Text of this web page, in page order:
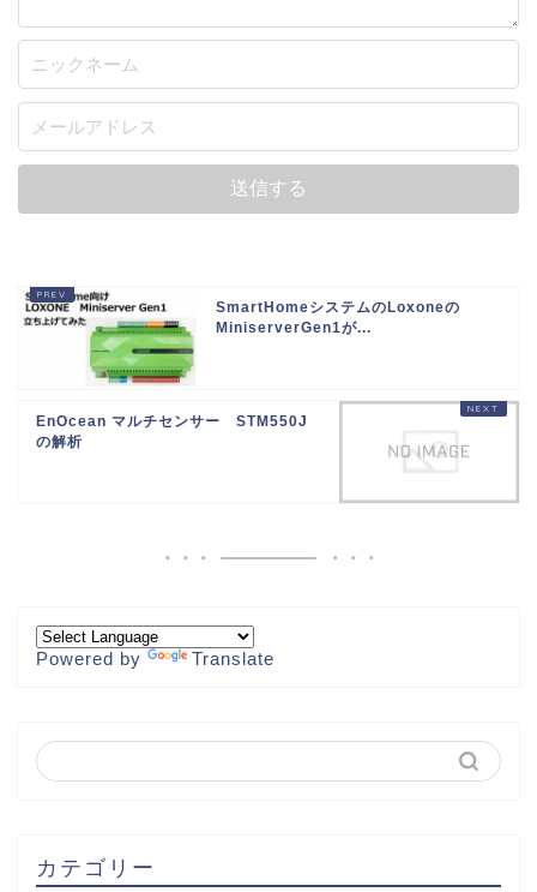
SmartHomeシステムのLoxoneの
MiniserverGen1が...
EnOcean マルチセンサー STM550J
の解析
Powered by Translate
カテゴリー